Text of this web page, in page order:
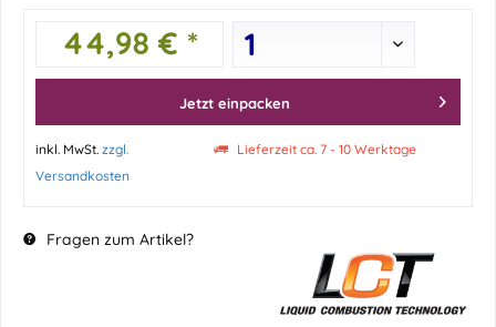
44,98 € *
Jetzt einpacken
inkl. MwSt. zzgl.
Versandkosten
Lieferzeit ca. 7 - 10 Werktage
Fragen zum Artikel?